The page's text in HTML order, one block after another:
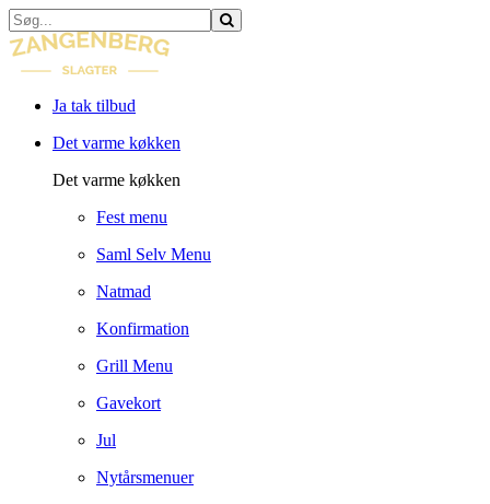
Ja tak tilbud
Det varme køkken
Det varme køkken
Fest menu
Saml Selv Menu
Natmad
Konfirmation
Grill Menu
Gavekort
Jul
Nytårsmenuer